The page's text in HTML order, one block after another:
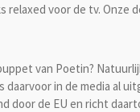
voor de tv. Onze
van Poetin?
in de media al
de EU en richt